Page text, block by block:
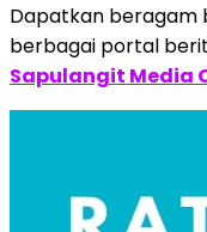
Dapatkan beragam
berbagai portal
Sapulangit Media